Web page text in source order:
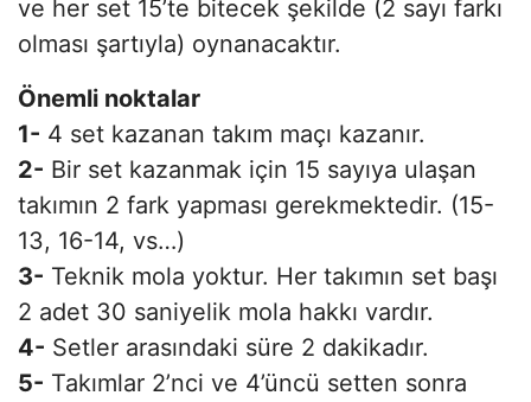
ve her set 15’te bitecek şekilde (2 sayı farkı
olması şartıyla) oynanacaktır.
Önemli noktalar
1- 4 set kazanan takım maçı kazanır.
2- Bir set kazanmak için 15 sayıya ulaşan
takımın 2 fark yapması gerekmektedir. (15-
13, 16-14, vs…)
3- Teknik mola yoktur. Her takımın set başı
2 adet 30 saniyelik mola hakkı vardır.
4- Setler arasındaki süre 2 dakikadır.
5- Takımlar 2’nci ve 4’üncü setten sonra